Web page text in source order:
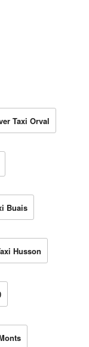
Taxi Orval
Buais
Husson